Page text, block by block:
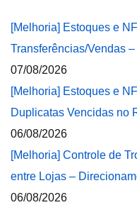
[Melhoria] Estoques e
Transferências/Vendas
07/08/2026
[Melhoria] Estoques e
Duplicatas Vencidas no
06/08/2026
[Melhoria] Controle de
entre Lojas –
06/08/2026